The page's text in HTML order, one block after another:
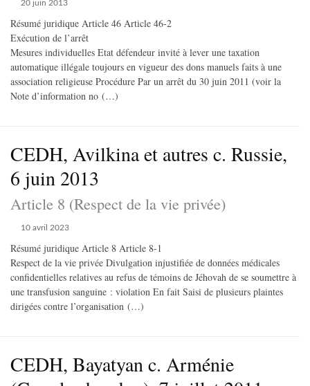
20 juin 2013
Résumé juridique Article 46 Article 46-2
Exécution de l’arrêt
Mesures individuelles Etat défendeur invité à lever une taxation
automatique illégale toujours en vigueur des dons manuels faits à une
association religieuse Procédure Par un arrêt du 30 juin 2011 (voir la
Note d’information no (…)
CEDH, Avilkina et autres c. Russie,
6 juin 2013
Article 8 (Respect de la vie privée)
10 avril 2023
Résumé juridique Article 8 Article 8-1
Respect de la vie privée Divulgation injustifiée de données médicales
confidentielles relatives au refus de témoins de Jéhovah de se soumettre à
une transfusion sanguine : violation En fait Saisi de plusieurs plaintes
dirigées contre l’organisation (…)
CEDH, Bayatyan c. Arménie